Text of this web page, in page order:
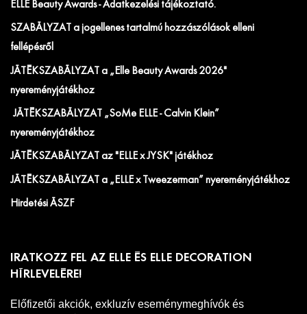
ELLE Beauty Awards - Adatkezelési tájékoztató.
SZABÁLYZAT a jogellenes tartalmú hozzászólások elleni
fellépésről
JÁTÉKSZABÁLYZAT a „Elle Beauty Awards 2026"
nyereményjátékhoz
JÁTÉKSZABÁLYZAT „SoMe ELLE - Calvin Klein”
nyereményjátékhoz
JÁTÉKSZABÁLYZAT az "ELLE x JYSK" játékhoz
JÁTÉKSZABÁLYZAT a „ELLE x Tweezerman” nyereményjátékhoz
Hirdetési ÁSZF
IRATKOZZ FEL AZ ELLE ÉS ELLE DECORATION
HÍRLEVELÉRE!
Előfizetői akciók, exkluzív eseménymeghívók és